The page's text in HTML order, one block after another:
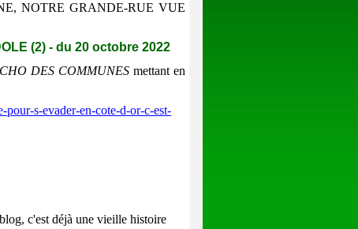
NOTRE GRANDE-RUE VUE
(2) - du 20 octobre 2022
DES COMMUNES mettant en
pour-s-evader-en-cote-d-or-c-est-
c'est déjà une vieille histoire